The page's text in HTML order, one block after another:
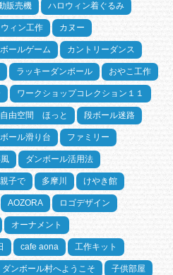
販売機 ハロウィン着ぐるみ
ィン工作 カヌー
ールゲーム カントリーダンス
ラッキーダンボール おやこ工作
ワークショップコレクション１１
由空間 ほっと 段ボール迷路
ール滑り台 ファミリー
ダンボール活用法
親子で 多摩川 けやき館
AOZORA ロゴデザイン
オーナメント
cafe aona 工作キット
ダンボール村へようこそ 子供部屋